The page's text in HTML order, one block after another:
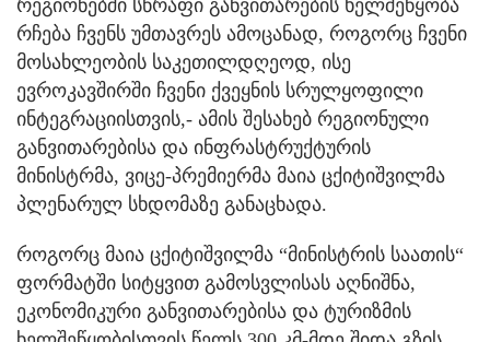
რეგიონებში სწრაფი განვითარების ხელშეწყობა
რჩება ჩვენს უმთავრეს ამოცანად, როგორც ჩვენი
მოსახლეობის საკეთილდღეოდ, ისე
ევროკავშირში ჩვენი ქვეყნის სრულყოფილი
ინტეგრაციისთვის,- ამის შესახებ რეგიონული
განვითარებისა და ინფრასტრუქტურის
მინისტრმა, ვიცე-პრემიერმა მაია ცქიტიშვილმა
პლენარულ სხდომაზე განაცხადა.
როგორც მაია ცქიტიშვილმა “მინისტრის საათის“
ფორმატში სიტყვით გამოსვლისას აღნიშნა,
ეკონომიკური განვითარებისა და ტურიზმის